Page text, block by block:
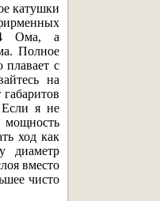
катушки
4 Ома, а
Полное
плавает с
на
Если я не
ход как
диаметр
вместо
чисто